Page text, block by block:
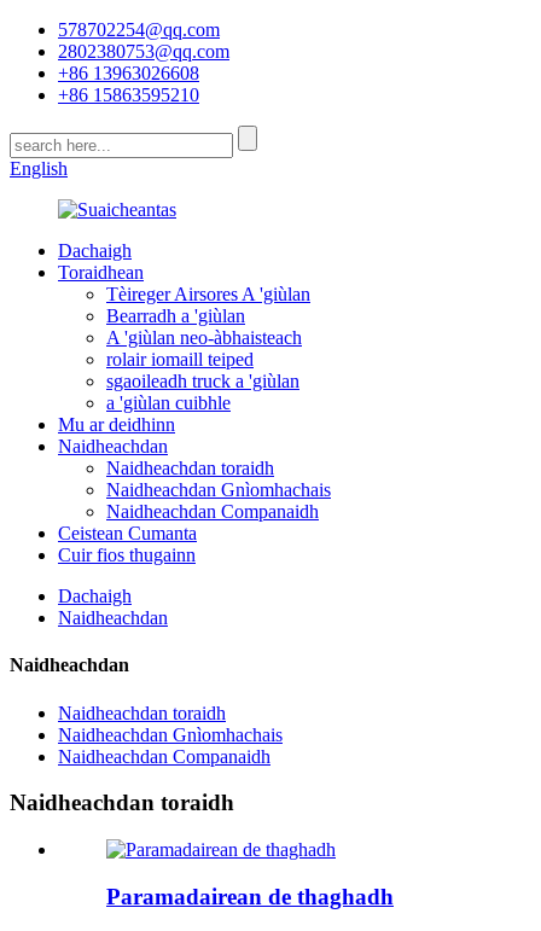
578702254@qq.com
2802380753@qq.com
+86 13963026608
+86 15863595210
English
Dachaigh
Toraidhean
Tèireger Airsores A 'giùlan
Bearradh a 'giùlan
A 'giùlan neo-àbhaisteach
rolair iomaill teiped
sgaoileadh truck a 'giùlan
a 'giùlan cuibhle
Mu ar deidhinn
Naidheachdan
Naidheachdan toraidh
Naidheachdan Gnìomhachais
Naidheachdan Companaidh
Ceistean Cumanta
Cuir fios thugainn
Dachaigh
Naidheachdan
Naidheachdan
Naidheachdan toraidh
Naidheachdan Gnìomhachais
Naidheachdan Companaidh
Naidheachdan toraidh
Paramadairean de thaghadh